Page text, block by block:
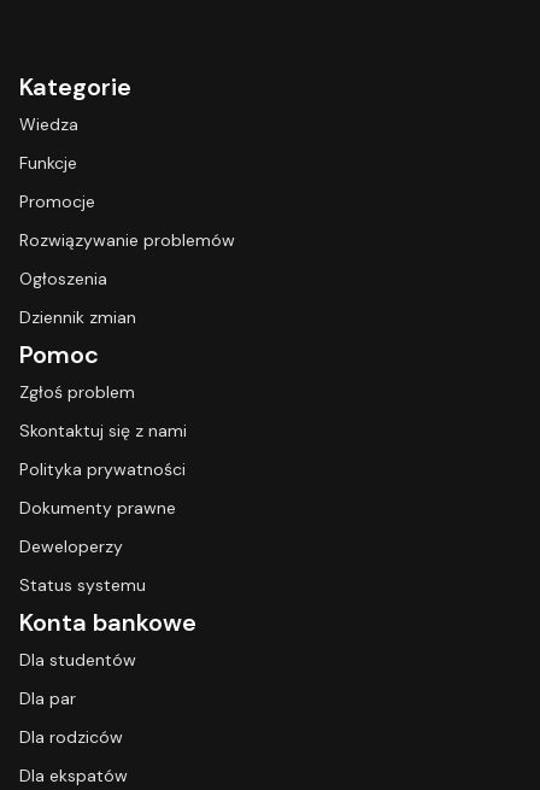
Kategorie
Wiedza
Funkcje
Promocje
Rozwiązywanie problemów
Ogłoszenia
Dziennik zmian
Pomoc
Zgłoś problem
Skontaktuj się z nami
Polityka prywatności
Dokumenty prawne
Deweloperzy
Status systemu
Konta bankowe
Dla studentów
Dla par
Dla rodziców
Dla ekspatów